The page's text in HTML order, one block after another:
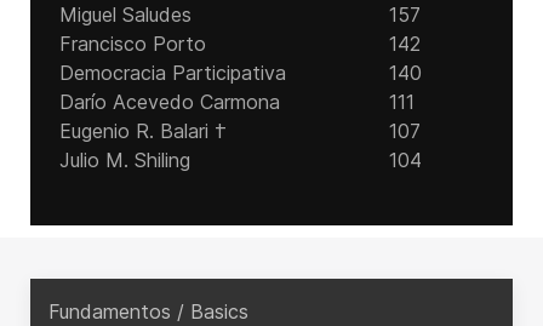
Miguel Saludes
157
Francisco Porto
142
Democracia Participativa
140
Darío Acevedo Carmona
111
Eugenio R. Balari †
107
Julio M. Shiling
104
Fundamentos / Basics